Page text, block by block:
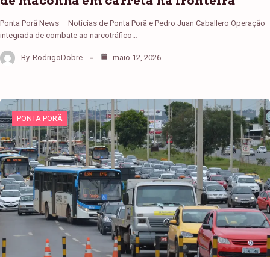
Ponta Porã News – Notícias de Ponta Porã e Pedro Juan Caballero Operação
integrada de combate ao narcotráfico…
By RodrigoDobre maio 12, 2026
PONTA PORÃ